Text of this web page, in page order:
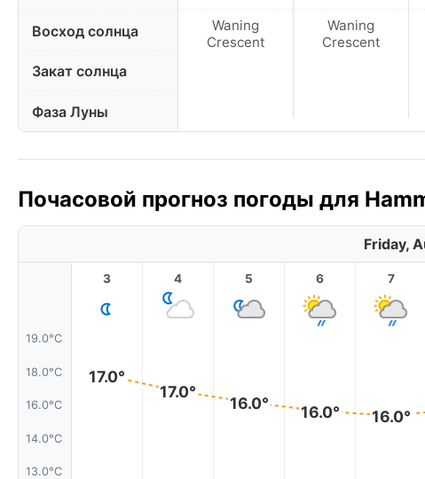
Восход солнца
Закат солнца
Фаза Луны
Waning
Crescent
Waning
Crescent
Почасовой прогноз погоды для
Friday,
19.0°C
18.0°C
16.0°C
14.0°C
13.0°C
3
17.0°
4
17.0°
5
16.0°
6
16.0°
7
16.0°